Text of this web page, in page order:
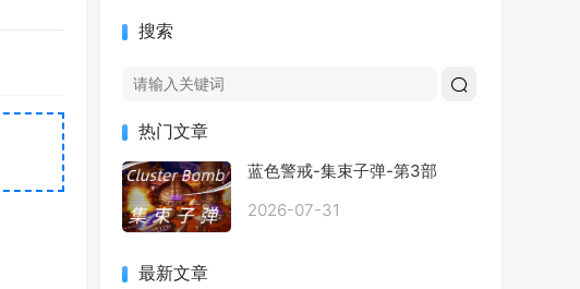
搜索
热门文章
蓝色警戒-集束子弹-第3部
2026-07-31
最新文章